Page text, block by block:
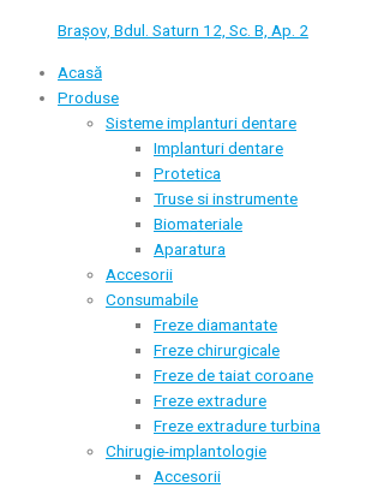
Brașov, Bdul. Saturn 12, Sc. B, Ap. 2
Acasă
Produse
Sisteme implanturi dentare
Implanturi dentare
Protetica
Truse si instrumente
Biomateriale
Aparatura
Accesorii
Consumabile
Freze diamantate
Freze chirurgicale
Freze de taiat coroane
Freze extradure
Freze extradure turbina
Chirugie-implantologie
Accesorii